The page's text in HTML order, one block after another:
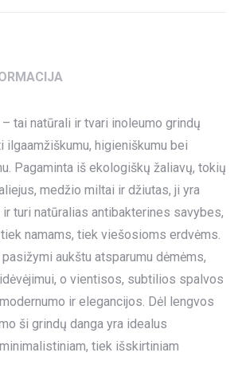
tai natūrali ir tvari inoleumo grindų
ilgaamžiškumu, higieniškumu bei
Pagaminta iš ekologiškų žaliavų, tokių
medžio miltai ir džiutas, ji yra
turi natūralias antibakterines savybes,
namams, tiek viešosioms erdvėms.
aukštu atsparumu dėmėms,
o vientisos, subtilios spalvos
ir elegancijos. Dėl lengvos
ši grindų danga yra idealus
tiek išskirtiniam